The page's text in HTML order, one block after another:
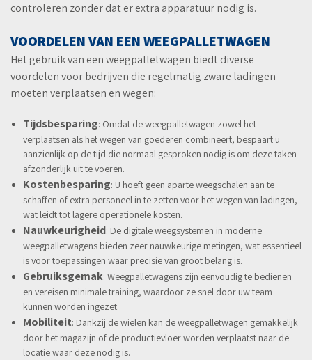
controleren zonder dat er extra apparatuur nodig is.
VOORDELEN VAN EEN WEEGPALLETWAGEN
Het gebruik van een weegpalletwagen biedt diverse
voordelen voor bedrijven die regelmatig zware ladingen
moeten verplaatsen en wegen:
Tijdsbesparing: Omdat de weegpalletwagen zowel het
verplaatsen als het wegen van goederen combineert, bespaart u
aanzienlijk op de tijd die normaal gesproken nodig is om deze taken
afzonderlijk uit te voeren.
Kostenbesparing: U hoeft geen aparte weegschalen aan te
schaffen of extra personeel in te zetten voor het wegen van ladingen,
wat leidt tot lagere operationele kosten.
Nauwkeurigheid: De digitale weegsystemen in moderne
weegpalletwagens bieden zeer nauwkeurige metingen, wat essentieel
is voor toepassingen waar precisie van groot belang is.
Gebruiksgemak: Weegpalletwagens zijn eenvoudig te bedienen
en vereisen minimale training, waardoor ze snel door uw team
kunnen worden ingezet.
Mobiliteit: Dankzij de wielen kan de weegpalletwagen gemakkelijk
door het magazijn of de productievloer worden verplaatst naar de
locatie waar deze nodig is.